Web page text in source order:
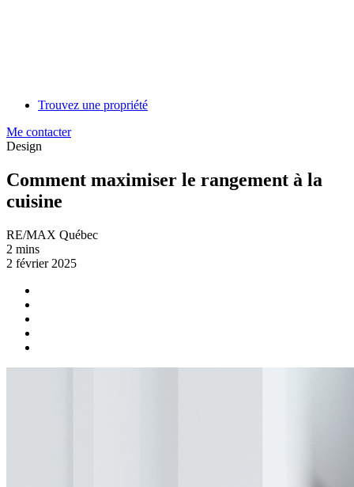
Trouvez une propriété
Me contacter
Design
Comment maximiser le rangement à la
cuisine
RE/MAX Québec
2 mins
2 février 2025